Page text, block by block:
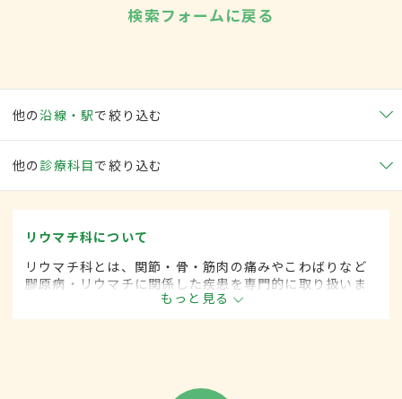
検索フォームに戻る
他の沿線・駅で絞り込む
他の 診療科目で絞り込む
リウマチ科について
リウマチ科とは、関節・骨・筋肉の痛みやこわばりなど
膠原病・リウマチに関係した疾患を専門的に取り扱いま
もっと見る